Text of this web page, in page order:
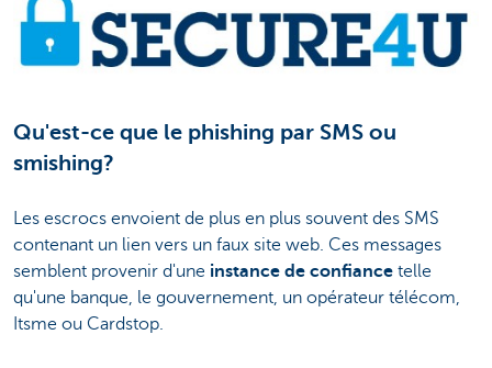
Qu'est-ce que le phishing par SMS ou
smishing?
Les escrocs envoient de plus en plus souvent des SMS
contenant un lien vers un faux site web. Ces messages
semblent provenir d'une instance de confiance telle
qu'une banque, le gouvernement, un opérateur télécom,
Itsme ou Cardstop.